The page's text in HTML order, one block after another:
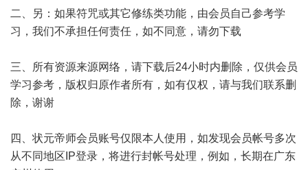
二、另：如果符咒或其它修练类功能，由会员自己参考学
习，我们不承担任何责任，如不同意，请勿下载
三、所有资源来源网络，请下载后24小时内删除，仅供会员
学习参考，版权归原作者所有，如有仅权，请与我们联系删
除，谢谢
四、状元帝师会员账号仅限本人使用，如发现会员帐号多次
从不同地区IP登录，将进行封帐号处理，例如，长期在广东